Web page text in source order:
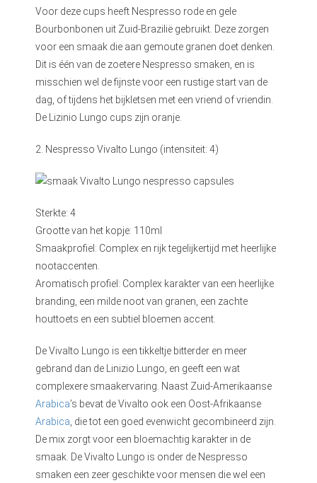
Voor deze cups heeft Nespresso rode en gele
Bourbonbonen uit Zuid-Brazilië gebruikt. Deze zorgen
voor een smaak die aan gemoute granen doet denken.
Dit is één van de zoetere Nespresso smaken, en is
misschien wel de fijnste voor een rustige start van de
dag, of tijdens het bijkletsen met een vriend of vriendin.
De Lizinio Lungo cups zijn oranje.
2. Nespresso Vivalto Lungo (intensiteit: 4)
Sterkte: 4
Grootte van het kopje: 110ml
Smaakprofiel: Complex en rijk tegelijkertijd met heerlijke
nootaccenten.
Aromatisch profiel: Complex karakter van een heerlijke
branding, een milde noot van granen, een zachte
houttoets en een subtiel bloemen accent.
De Vivalto Lungo is een tikkeltje bitterder en meer
gebrand dan de Linizio Lungo, en geeft een wat
complexere smaakervaring. Naast Zuid-Amerikaanse
Arabica’s bevat de Vivalto ook een Oost-Afrikaanse
Arabica , die tot een goed evenwicht gecombineerd zijn.
De mix zorgt voor een bloemachtig karakter in de
smaak. De Vivalto Lungo is onder de Nespresso
smaken een zeer geschikte voor mensen die wel een